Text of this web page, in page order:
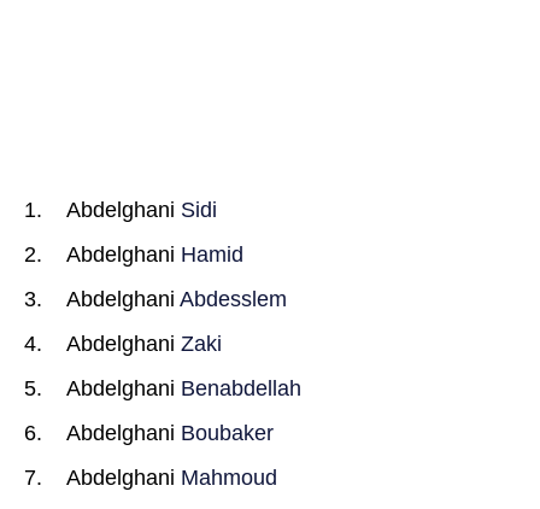
Abdelghani Sidi
Abdelghani Hamid
Abdelghani Abdesslem
Abdelghani Zaki
Abdelghani Benabdellah
Abdelghani Boubaker
Abdelghani Mahmoud